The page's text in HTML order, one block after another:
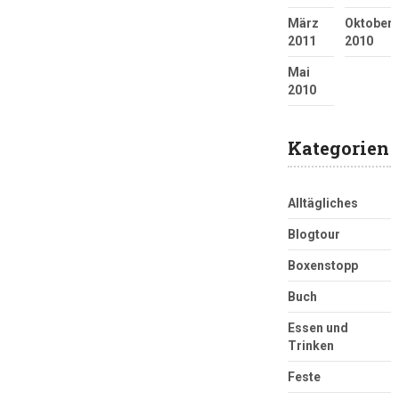
März
2011
Oktober
2010
Mai
2010
Kategorien
Alltägliches
Blogtour
Boxenstopp
Buch
Essen und
Trinken
Feste